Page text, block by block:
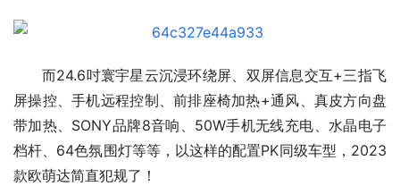
而24.6吋寰宇星云沉浸环绕屏、双屏信息交互+三指飞
屏操控、手机远程控制、前排座椅加热+通风、真皮方向盘
带加热、SONY品牌8音响、50W手机无线充电、水晶电子
档杆、64色氛围灯等等，以这样的配置PK同级车型，2023
款欧萌达简直犯规了！